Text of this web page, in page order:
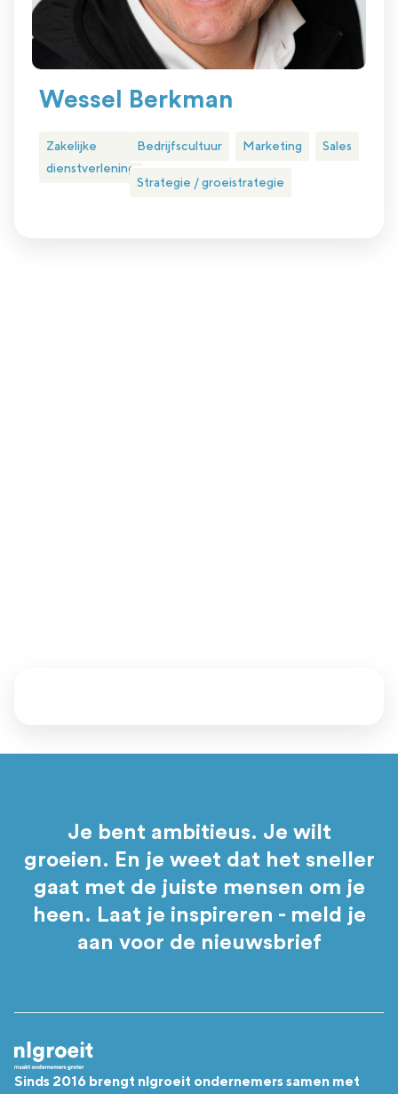
Wessel Berkman
Zakelijke
dienstverlening
Bedrijfscultuur Marketing Sales
Strategie / groeistrategie
Je bent ambitieus. Je wilt
groeien. En je weet dat het sneller
gaat met de juiste mensen om je
heen. Laat je inspireren - meld je
aan voor de nieuwsbrief
Sinds 2016 brengt nlgroeit ondernemers samen met